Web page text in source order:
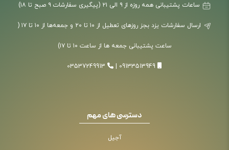
ارسال سفارشات یزد بجز روزهای تعطیل از ۱۰ تا ۲۰ و جمعه‌ها از ۱۰ تا ۱۷ (
ساعت پشتیبانی جمعه ها از ساعت ۱۰ تا ۱۷)
09133513949
03537249913
دسترسی های مهم
آجیل